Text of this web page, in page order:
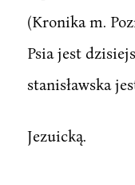
(Kronika m.
Psia jest
stanisławska
Jezuicką.